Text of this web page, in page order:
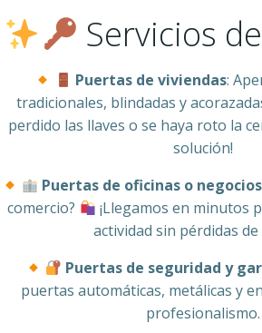
Servicios
Puertas de viviendas:
tradicionales, blindadas y
perdido las llaves o se haya roto la
solución!
Puertas de oficinas o negocios
comercio?
¡Llegamos en minutos
actividad sin pérdidas
Puertas de seguridad y
puertas automáticas, metálicas y
profesionalismo.